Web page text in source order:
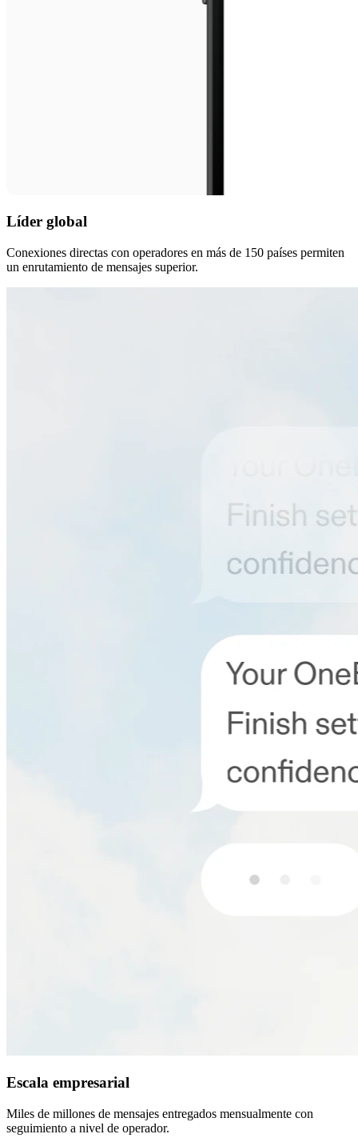
Líder global
Conexiones directas con operadores en más de 150 países permiten
un enrutamiento de mensajes superior.
Escala empresarial
Miles de millones de mensajes entregados mensualmente con
seguimiento a nivel de operador.